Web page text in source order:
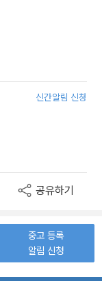
신간알림 신청
공유하기
중고 등록
알림 신청